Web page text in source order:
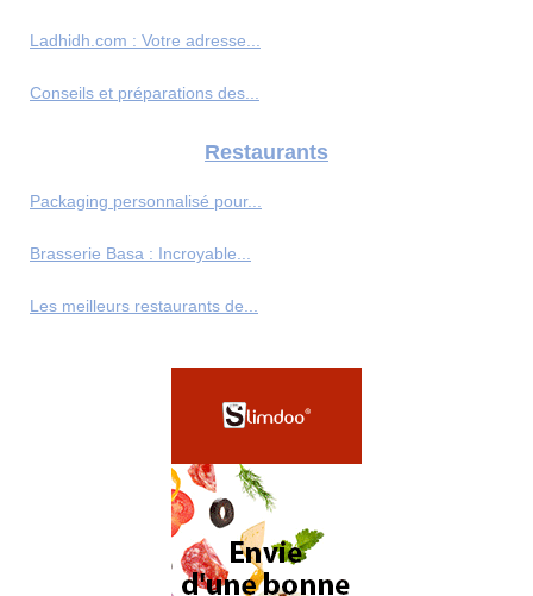
Ladhidh.com : Votre adresse...
Conseils et préparations des...
Restaurants
Packaging personnalisé pour...
Brasserie Basa : Incroyable...
Les meilleurs restaurants de...